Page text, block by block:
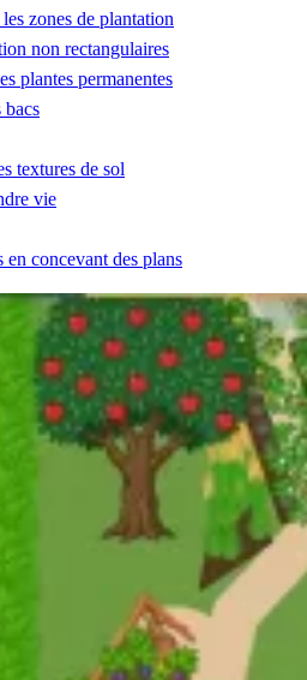
zones de plantation
non rectangulaires
plantes permanentes
bacs
textures de sol
vie
en concevant des plans